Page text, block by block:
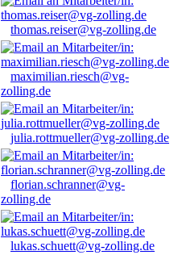
thomas.reiser@vg-zolling.de
maximilian.riesch@vg-
zolling.de
julia.rottmueller@vg-zolling.de
florian.schranner@vg-
zolling.de
lukas.schuett@vg-zolling.de